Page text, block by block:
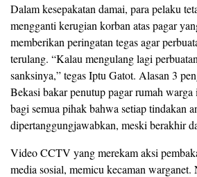
Dalam kesepakatan damai, para pelaku
mengganti kerugian korban atas pagar
memberikan peringatan tegas agar
terulang. “Kalau mengulang lagi
sanksinya,” tegas Iptu Gatot. Alasan 3
Bekasi bakar penutup pagar rumah
bagi semua pihak bahwa setiap tindakan
dipertanggungjawabkan, meski berakhir
Video CCTV yang merekam aksi
media sosial, memicu kecaman warganet.